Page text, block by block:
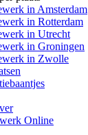
in Amsterdam
in Rotterdam
in Utrecht
in Groningen
in Zwolle
Online